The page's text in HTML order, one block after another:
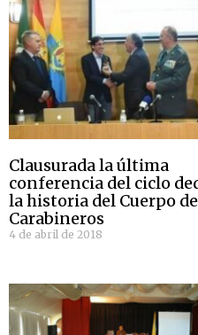
Clausurada la última
conferencia del ciclo
la historia del Cuerpo de
Carabineros
4 de abril de 2018